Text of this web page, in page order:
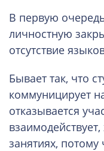
В первую
личностную
отсутствие
Бывает так, что
коммуницирует
отказывается
занятиях, потому